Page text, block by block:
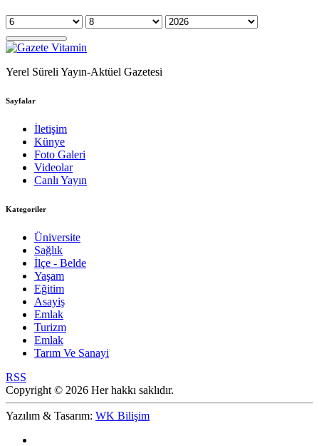
Yerel Süreli Yayın-Aktüel Gazetesi
Sayfalar
İletişim
Künye
Foto Galeri
Videolar
Canlı Yayın
Kategoriler
Üniversite
Sağlık
İlçe - Belde
Yaşam
Eğitim
Asayiş
Emlak
Turizm
Emlak
Tarım Ve Sanayi
RSS
Copyright © 2026 Her hakkı saklıdır.
Yazılım & Tasarım: WK Bilişim